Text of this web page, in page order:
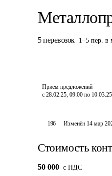
5 перевозок 1–5 пер. в
Приём предложений
с 28.02.25, 09:00 по
196 Изменён 14 мар
Стоимость
50 000 c НДС